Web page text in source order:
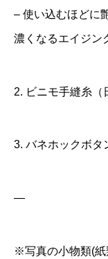
– 使い込むほどに
濃くなるエイジン
2. ビニモ手縫糸（
3. バネホックボタ
—
※写真の小物類(紙